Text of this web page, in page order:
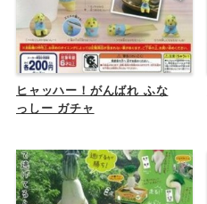
ヒャッハー！がんばれ ふな
っしー ガチャ